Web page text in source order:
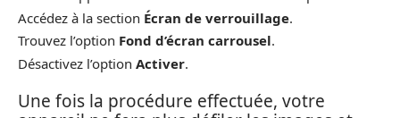
Accédez à la section Écran de verrouillage.
Trouvez l’option Fond d’écran carrousel.
Désactivez l’option Activer.
Une fois la procédure effectuée, votre